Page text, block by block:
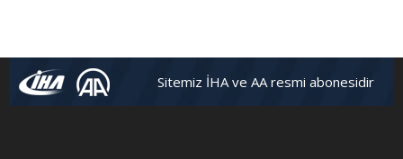
Sitemiz İHA ve AA resmi abonesidir